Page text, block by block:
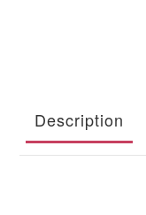
Description